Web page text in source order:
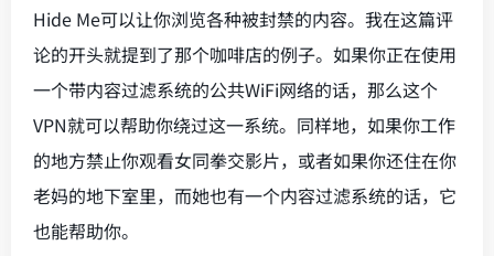
Hide Me可以让你浏览各种被封禁的内容。我在这篇评
论的开头就提到了那个咖啡店的例子。如果你正在使用
一个带内容过滤系统的公共WiFi网络的话，那么这个
VPN就可以帮助你绕过这一系统。同样地，如果你工作
的地方禁止你观看女同拳交影片，或者如果你还住在你
老妈的地下室里，而她也有一个内容过滤系统的话，它
也能帮助你。